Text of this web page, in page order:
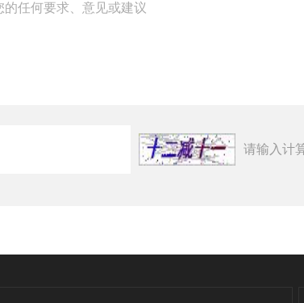
请输入计